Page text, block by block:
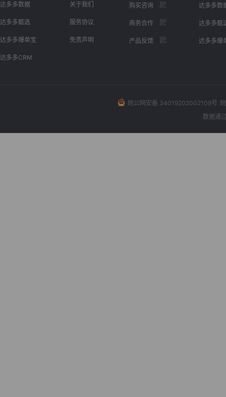
达多多数据
达多多甄选
达多多爆单宝
达多多CRM
关于我们
服务协议
免责声明
购买咨询
商务合作
产品反馈
达多多数
达多多甄
达多多爆
皖公网安备 34019202002109号
数据通